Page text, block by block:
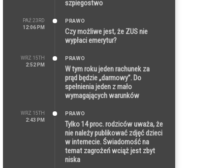
szpiegostwo
PAŹ 23RD
12:06 PM
PRAWO
Czy możliwe jest, że ZUS nie
wypłaci emerytur?
WRZ 15TH
2:52 PM
PRAWO
W tym roku jeden rachunek za
prąd będzie „darmowy”. Do
spełnienia jeden z mało
wymagających warunków
WRZ 15TH
2:43 PM
PRAWO
Tylko 14 proc. rodziców uważa, że
nie należy publikować zdjęć dzieci
w internecie. Świadomość na
temat zagrożeń wciąż jest zbyt
niska